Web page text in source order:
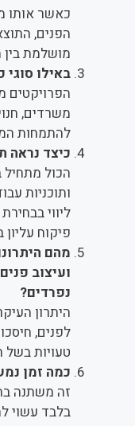
כאשר אותו
הפנים,
מושלמת בין
באילו
הפרויקטים
משרדים,
להתמחות
כיצד נראה
הכול מתחיל
ותוכניות
ליווי
פיקוח
מהם
ועיצוב
נפרדים?
היתרון
לפנים,
טעויות בשל
כמה זמן
זה משתנה
בלבד עשוי